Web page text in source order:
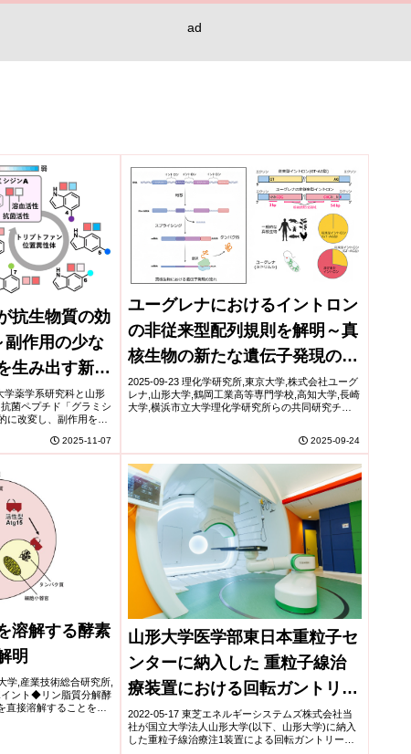
ad
抗生物質の効
副作用の少な
生み出す新た
学薬学系研究科と山形
菌ペプチド「グラミシ
に改変し、副作用を大
入し疎水性を精密に...
2025-11-07
ユーグレナにおけるイントロン
の非従来型配列規則を解明～真
核生物の新たな遺伝子発現の塩
基配列ルール～
2025-09-23 理化学研究所,東京大学,株式会社ユーグ
レナ,山形大学,鶴岡工業高等専門学校,高知大学,長崎
大学,横浜市立大学理化学研究所らの共同研究チー
2025-09-24
溶解する酵素
明
学,産業技術総合研究所,
ント◆リン脂質分解酵
直接溶解することを明
山形大学医学部東日本重粒子セ
ンターに納入した 重粒子線治
療装置における回転ガントリー
での頭頸部腫瘍に対する治療開
始について
2022-05-17 東芝エネルギーシステムズ株式会社当
社が国立大学法人山形大学(以下、山形大学)に納入
した重粒子線治療注1装置による回転ガントリー注2